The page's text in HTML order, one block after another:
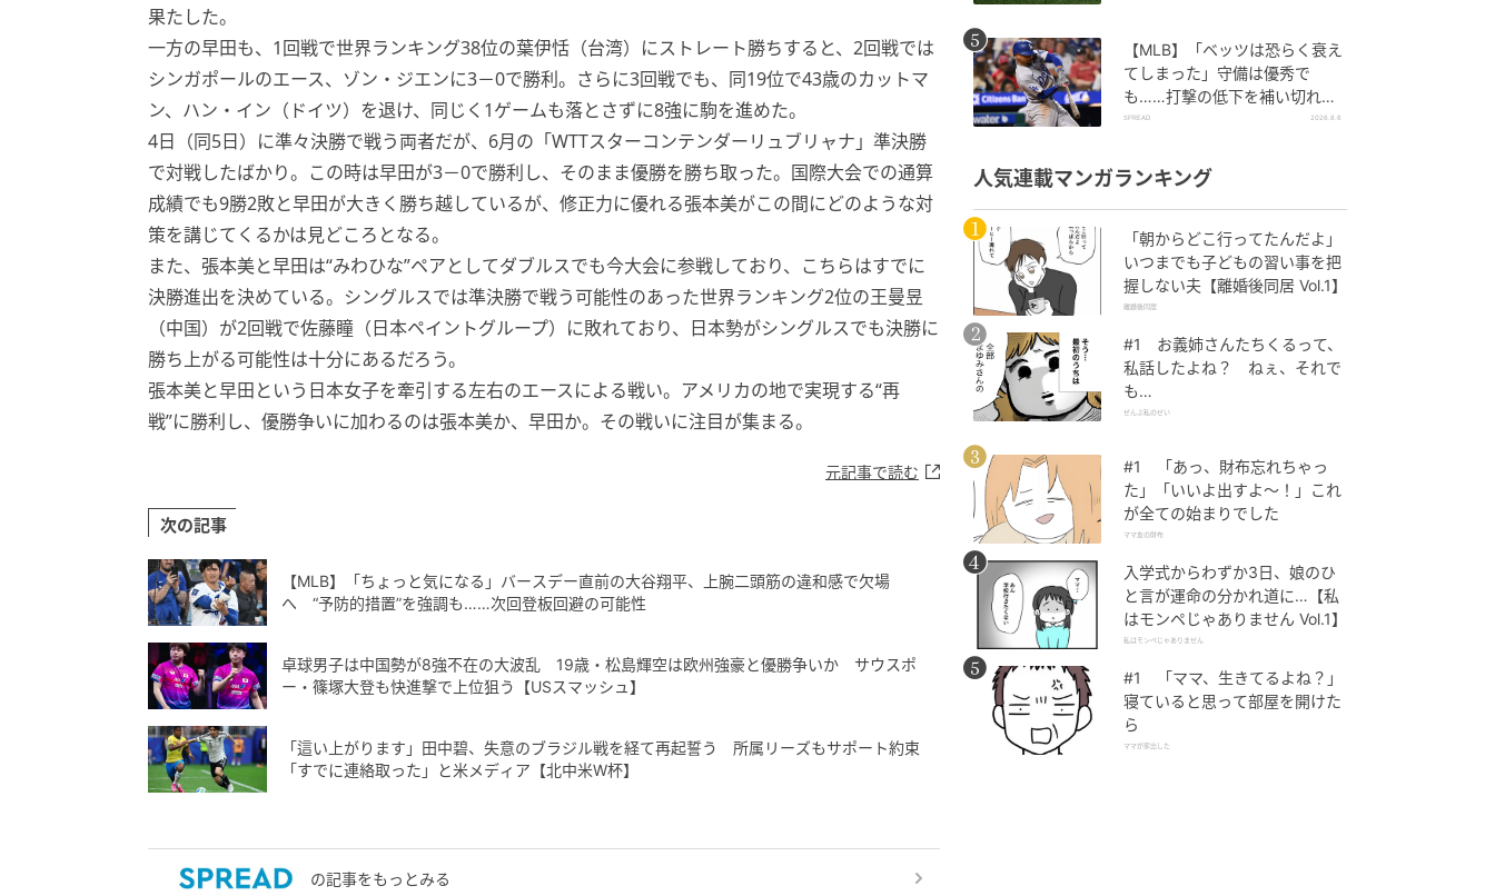
果たした。
一方の早田も、1回戦で世界ランキング38位の葉伊恬（台湾）にストレート勝ちすると、2回戦では
シンガポールのエース、ゾン・ジエンに3－0で勝利。さらに3回戦でも、同19位で43歳のカットマ
ン、ハン・イン（ドイツ）を退け、同じく1ゲームも落とさずに8強に駒を進めた。
4日（同5日）に準々決勝で戦う両者だが、6月の「WTTスターコンテンダーリュブリャナ」準決勝
で対戦したばかり。この時は早田が3－0で勝利し、そのまま優勝を勝ち取った。国際大会での通算
成績でも9勝2敗と早田が大きく勝ち越しているが、修正力に優れる張本美がこの間にどのような対
策を講じてくるかは見どころとなる。
また、張本美と早田は“みわひな”ペアとしてダブルスでも今大会に参戦しており、こちらはすでに
決勝進出を決めている。シングルスでは準決勝で戦う可能性のあった世界ランキング2位の王曼昱
（中国）が2回戦で佐藤瞳（日本ペイントグループ）に敗れており、日本勢がシングルスでも決勝に
勝ち上がる可能性は十分にあるだろう。
張本美と早田という日本女子を牽引する左右のエースによる戦い。アメリカの地で実現する“再
戦”に勝利し、優勝争いに加わるのは張本美か、早田か。その戦いに注目が集まる。
元記事で読む
次の記事
【MLB】「ちょっと気になる」バースデー直前の大谷翔平、上腕二頭筋の違和感で欠場
へ “予防的措置”を強調も……次回登板回避の可能性
卓球男子は中国勢が8強不在の大波乱 19歳・松島輝空は欧州強豪と優勝争いか サウスポ
ー・篠塚大登も快進撃で上位狙う【USスマッシュ】
「這い上がります」田中碧、失意のブラジル戦を経て再起誓う 所属リーズもサポート約束
「すでに連絡取った」と米メディア【北中米W杯】
の記事をもっとみる
【MLB】「ベッツは恐らく衰え
てしまった」守備は優秀で
も……打撃の低下を補い切れ
ず 地元メディアが議論「未来
SPREAD 2026.8.6
人気連載マンガランキング
「朝からどこ行ってたんだよ」
いつまでも子どもの習い事を把
握しない夫【離婚後同居 Vol.1】
離婚後同居
#1 お義姉さんたちくるって、
私話したよね？ ねぇ、それで
も…
ぜんぶ私のせい
#1 「あっ、財布忘れちゃっ
た」「いいよ出すよ〜！」これ
が全ての始まりでした
ママ友の財布
入学式からわずか3日、娘のひ
と言が運命の分かれ道に…【私
はモンペじゃありません Vol.1】
私はモンペじゃありません
#1 「ママ、生きてるよね？」
寝ていると思って部屋を開けた
ら
ママが家出した